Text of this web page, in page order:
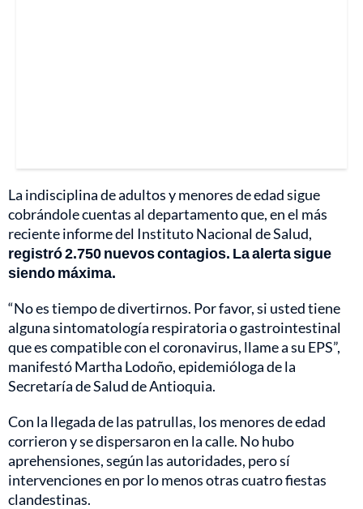
La indisciplina de adultos y menores de edad sigue
cobrándole cuentas al departamento que, en el más
reciente informe del Instituto Nacional de Salud,
registró 2.750 nuevos contagios. La alerta sigue
siendo máxima.
“No es tiempo de divertirnos. Por favor, si usted tiene
alguna sintomatología respiratoria o gastrointestinal
que es compatible con el coronavirus, llame a su EPS”,
manifestó Martha Lodoño, epidemióloga de la
Secretaría de Salud de Antioquia.
Con la llegada de las patrullas, los menores de edad
corrieron y se dispersaron en la calle. No hubo
aprehensiones, según las autoridades, pero sí
intervenciones en por lo menos otras cuatro fiestas
clandestinas.